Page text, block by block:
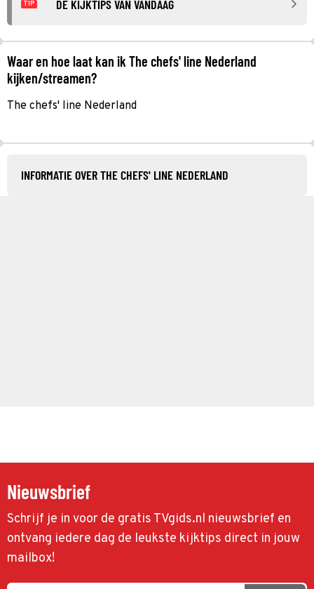
TIP DE KIJKTIPS VAN VANDAAG
Waar en hoe laat kan ik The chefs' line Nederland
kijken/streamen?
The chefs' line Nederland
INFORMATIE OVER THE CHEFS' LINE NEDERLAND
Nieuwsbrief
Schrijf je in voor de gratis TVgids.nl nieuwsbrief en
ontvang iedere dag de leukste kijktips direct in jouw
mailbox!